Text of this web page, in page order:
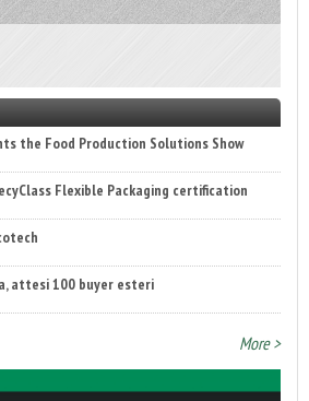
the Food Production Solutions Show
Flexible Packaging certification
attesi 100 buyer esteri
Awards 2026 di FTA Europe
More >